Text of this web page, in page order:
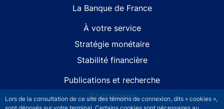
Lors de la consultation de ce site des témoins de connexion, dits « cookies »,
La Banque de France
À votre service
Stratégie monétaire
Stabilité financière
Publications et recherche
Statistiques